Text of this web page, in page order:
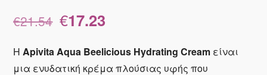
€21.54 Original
price
€21.54.
€17.23
είναι:
€17.23.
ΗApivita Aqua Beelicious Hydrating Cream είναι
μια ενυδατική κρέμα πλούσιας υφής που